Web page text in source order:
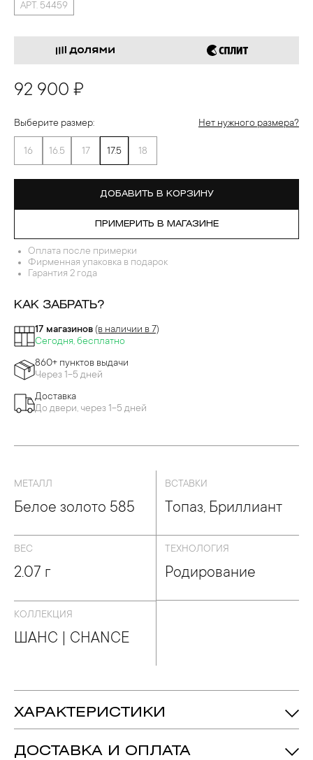
АРТ. 54459
92 900 ₽
Выберите размер: Нет нужного размера?
16 16.5 17 17.5 18
ДОБАВИТЬ В КОРЗИНУ
ПРИМЕРИТЬ В МАГАЗИНЕ
Оплата после примерки
Фирменная упаковка в подарок
Гарантия 2 года
КАК ЗАБРАТЬ?
17 магазинов (в наличии в 7)
Сегодня, бесплатно
860+ пунктов выдачи
Через 1-5 дней
Доставка
До двери, через 1-5 дней
МЕТАЛЛ
Белое золото 585
ВСТАВКИ
Топаз, Бриллиант
ВЕС
2.07 г
ТЕХНОЛОГИЯ
Родирование
КОЛЛЕКЦИЯ
ШАНС | CHANCE
ХАРАКТЕРИСТИКИ
ДОСТАВКА И ОПЛАТА